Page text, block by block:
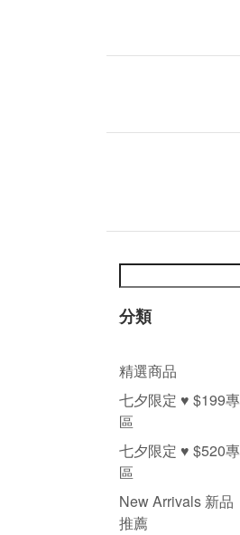
分類
精選商品
七夕限定 ♥ $199專
區
七夕限定 ♥ $520專
區
New Arrivals 新品
推薦